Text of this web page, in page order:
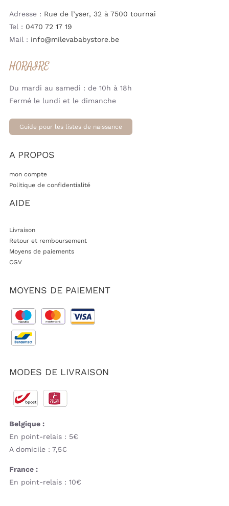
Adresse : Rue de l’yser, 32 à 7500 tournai
Tel : 0470 72 17 19
Mail : info@milevababystore.be
HORAIRE
Du mardi au samedi : de 10h à 18h
Fermé le lundi et le dimanche
Guide pour les listes de naissance
A PROPOS
mon compte
Politique de confidentialité
AIDE
Livraison
Retour et remboursement
Moyens de paiements
CGV
MOYENS DE PAIEMENT
MODES DE LIVRAISON
Belgique :
En point-relais : 5€
A domicile : 7,5€
France :
En point-relais : 10€